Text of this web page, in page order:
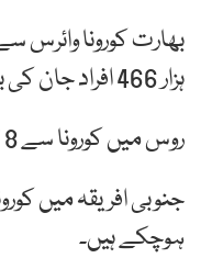
ہزار 466 افراد جان کی بازی ہار چکے ہیں۔
روس میں کورونا سے 8 لاکھ 87 ہزار 583 افراد متاثر ہیں اور اموات کی مجموعی تعداد 14 ہزار 931 ہو گئی ہے۔
ہوچکے ہیں۔